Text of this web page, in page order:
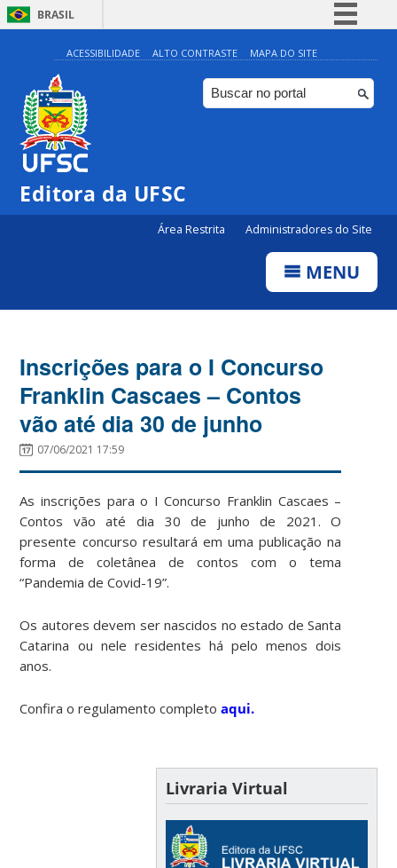
BRASIL
Simplifique!
Comunica BR
Participe
ACESSIBILIDADE ALTO CONTRASTE MAPA DO SITE
Editora da UFSC
Área Restrita Administradores do Site
MENU
Inscrições para o I Concurso
Franklin Cascaes – Contos
vão até dia 30 de junho
07/06/2021 17:59
As inscrições para o I Concurso Franklin Cascaes –
Contos vão até dia 30 de junho de 2021. O
presente concurso resultará em uma publicação na
forma de coletânea de contos com o tema
“Pandemia de Covid-19”.
Os autores devem ser nascidos no estado de Santa
Catarina ou nele residentes há pelo menos dois
anos.
Confira o regulamento completoaqui.
Livraria Virtual